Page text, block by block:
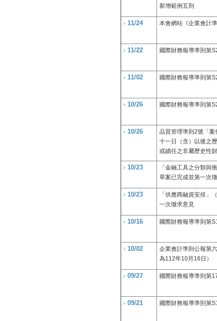
新增範例五則
11/24 本會網站《企業會計
11/22 國際財務報導準則第
11/02 國際財務報導準則第
10/26 國際財務報導準則第
10/26
品質管理準則2號「
十一日（含）以後之
或續任之非屬歷史性
10/23
「金融工具之分類與
草案已完成並第一次
10/23
「供應商融資安排」
一次徵求意見
10/16 國際財務報導準則第
10/02
企業會計準則公報第
為112年10月16日）
09/27 國際財務報導準則第
09/21 國際財務報導準則第